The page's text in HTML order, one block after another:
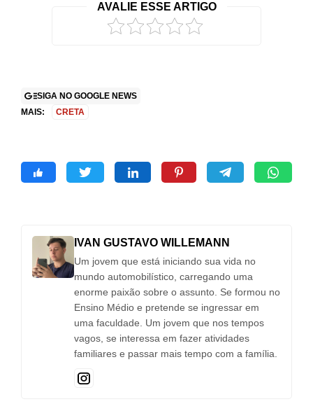
AVALIE ESSE ARTIGO
SIGA NO GOOGLE NEWS
MAIS:
CRETA
IVAN GUSTAVO WILLEMANN
Um jovem que está iniciando sua vida no
mundo automobilístico, carregando uma
enorme paixão sobre o assunto. Se formou no
Ensino Médio e pretende se ingressar em
uma faculdade. Um jovem que nos tempos
vagos, se interessa em fazer atividades
familiares e passar mais tempo com a família.